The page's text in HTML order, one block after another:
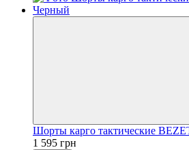
Шорты карго тактические
1 595 грн